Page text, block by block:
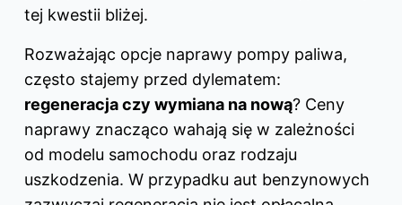
tej kwestii bliżej.
Rozważając opcje naprawy pompy paliwa,
często stajemy przed dylematem:
regeneracja czy wymiana na nową? Ceny
naprawy znacząco wahają się w zależności
od modelu samochodu oraz rodzaju
uszkodzenia. W przypadku aut benzynowych